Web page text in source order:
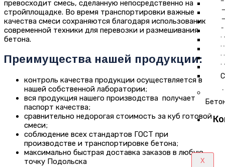
X
превосходит смесь, сделанную непосредственно на
стройплощадке. Во время транспортировки важные
качества смеси сохраняются благодаря использованию
современной техники для перевозки и размешивания
бетона.
Преимущества нашей продукции:
контроль качества продукции осуществляется в
нашей собственной лаборатории;
вся продукция нашего производства получает
паспорт качества;
сравнительно недорогая стоимость за куб готовой
смеси;
соблюдение всех стандартов ГОСТ при
производстве и транспортировке бетона;
максимально быстрая доставка заказов в любую
точку Подольска